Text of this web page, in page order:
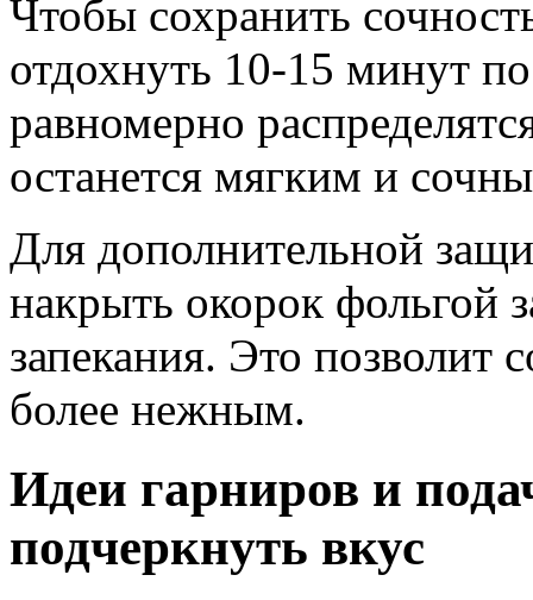
Чтобы сохранить
отдохнуть 10-15 минут
равномерно
останется мягким и
Для дополнительной
накрыть окорок фольгой
запекания. Это позволит
более нежным.
Идеи гарниров и
подчеркнуть вкус